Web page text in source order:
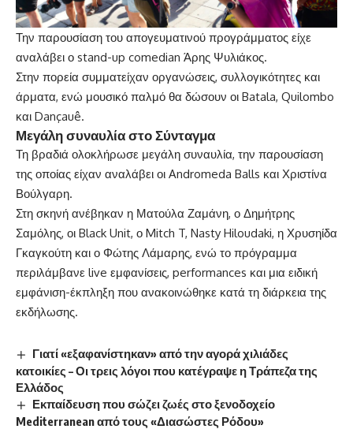
Την παρουσίαση του απογευματινού προγράμματος είχε
αναλάβει ο stand-up comedian Άρης Ψυλιάκος.
Στην πορεία συμματείχαν οργανώσεις, συλλογικότητες και
άρματα, ενώ μουσικό παλμό θα δώσουν οι Batala, Quilombo
και Dançauê.
Μεγάλη συναυλία στο Σύνταγμα
Τη βραδιά ολοκλήρωσε μεγάλη συναυλία, την παρουσίαση
της οποίας είχαν αναλάβει οι Andromeda Balls και Χριστίνα
Βούλγαρη.
Στη σκηνή ανέβηκαν η Ματούλα Ζαμάνη, ο Δημήτρης
Σαμόλης, οι Black Unit, ο Mitch T, Nasty Hiloudaki, η Χρυσηίδα
Γκαγκούτη και ο Φώτης Λάμαρης, ενώ το πρόγραμμα
περιλάμβανε live εμφανίσεις, performances και μια ειδική
εμφάνιση-έκπληξη που ανακοινώθηκε κατά τη διάρκεια της
εκδήλωσης.
Γιατί «εξαφανίστηκαν» από την αγορά χιλιάδες
κατοικίες – Οι τρεις λόγοι που κατέγραψε η Τράπεζα της
Ελλάδος
Εκπαίδευση που σώζει ζωές στο ξενοδοχείο
Mediterranean από τους «Διασώστες Ρόδου»